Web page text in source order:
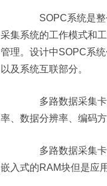
SOPC系统是整个
采集系统的工作模式和
管理。设计中SOPC系
以及系统互联部分。
多路数据采集卡
率、数据分辨率、编码
多路数据采集卡
嵌入式的RAM块但是应